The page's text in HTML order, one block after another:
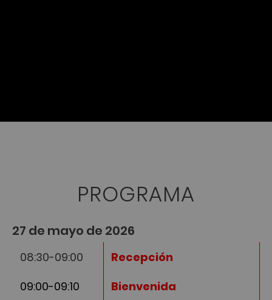
PROGRAMA
27 de mayo de 2026
08:30-09:00
Recepción
09:00-09:10
Bienvenida